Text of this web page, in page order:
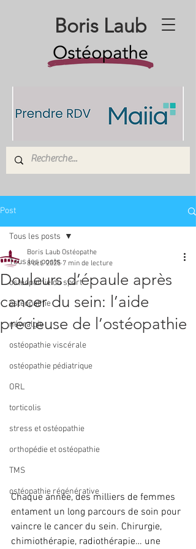
Boris Laub
Post
Tous les posts
ostéopathie du sport
ostéopathie
névralgie
ostéopathie viscérale
ostéopathie pédiatrique
ORL
torticolis
stress et ostéopathie
orthopédie et ostéopathie
TMS
ostéopathie régénérative
Tous les posts
Douleurs d’épaule après
cancer du sein: l’aide
précieuse de l’ostéopathie
Boris Laub Ostéopathe
8 oct. 2025 7 min de lecture
Chaque année, des milliers de femmes
entament un long parcours de soin pour
vaincre le cancer du sein. Chirurgie,
chimiothérapie, radiothérapie… une